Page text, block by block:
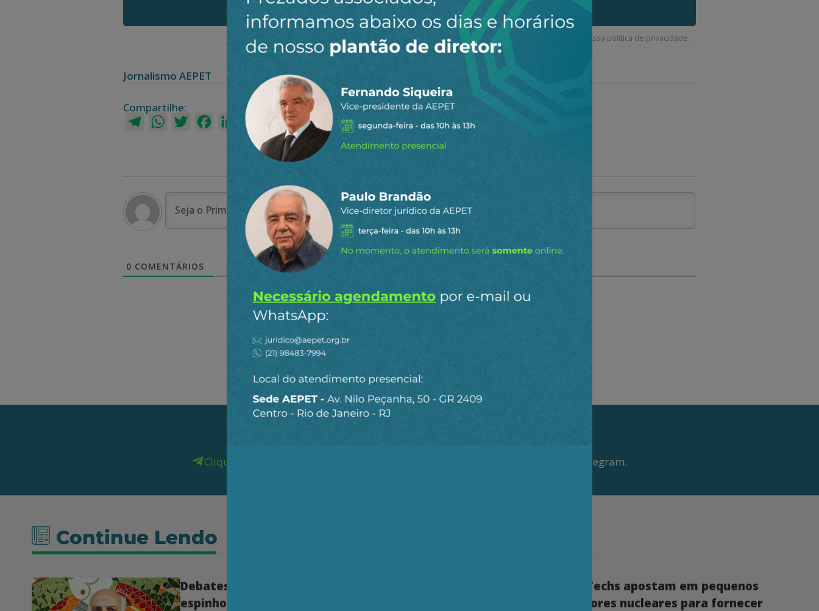
Ao clicar em “Cadastrar” você aceita receber nossos e-mails e concorda com a nossa política de privacidade.
Jornalismo AEPET
Compartilhe:
TelegramWhatsAppTwitterFacebookLinkedInEmail
0 COMENTÁRIOS
Clique aqui para receber matérias e artigos da AEPET em primeira mão pelo Telegram.
Continue Lendo
Debates francos sobre assuntos
espinhosos
Big Techs apostam em pequenos
reatores nucleares para fornecer